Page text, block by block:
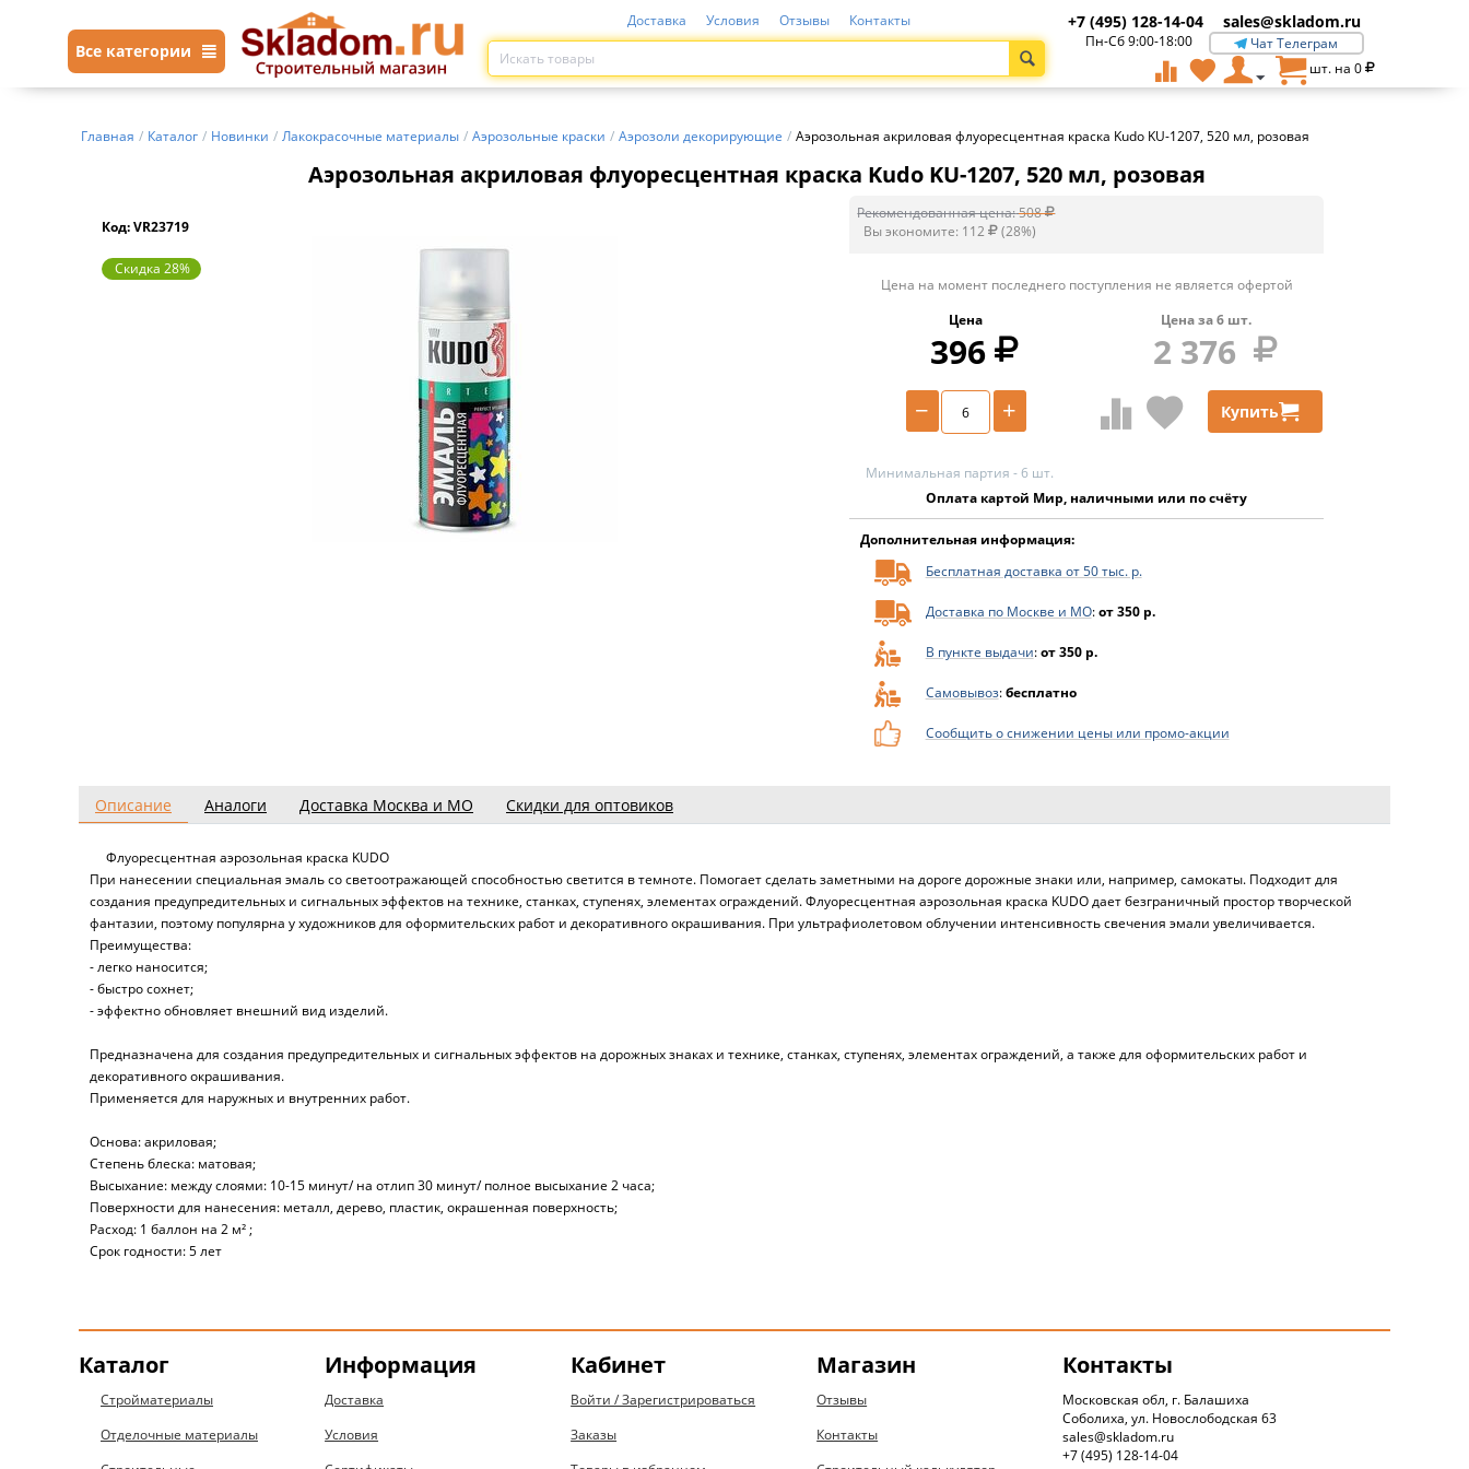
Все категории
Доставка Условия Отзывы Контакты +7 (495) 128-14-04 sales@skladom.ru
Пн-Сб 9:00-18:00
Чат Телеграм
шт. на 0
Главная / Каталог / Новинки / Лакокрасочные материалы / Аэрозольные краски / Аэрозоли декорирующие / Аэрозольная акриловая флуоресцентная краска Kudo KU-1207, 520 мл, розовая
Аэрозольная акриловая флуоресцентная краска Kudo KU-1207, 520 мл, розовая
Код: VR23719
Скидка 28%
Рекомендованная цена:508
Вы экономите: 112 (28%)
Цена на момент последнего поступления не является офертой
Цена
396
Цена за6 шт.
2 376
+
− Купить
Минимальная партия - 6 шт.
Оплата картой Мир, наличными или по счёту
Дополнительная информация:
Бесплатная доставка от 50 тыс. р.
Доставка по Москве и МО:от 350 р.
В пункте выдачи:от 350 р.
Самовывоз:бесплатно
Сообщить о снижении цены или промо-акции
Описание Аналоги Доставка Москва и МО Скидки для оптовиков
Флуоресцентная аэрозольная краска KUDO
При нанесении специальная эмаль со светоотражающей способностью светится в темноте. Помогает сделать заметными на дороге дорожные знаки или, например, самокаты. Подходит для
создания предупредительных и сигнальных эффектов на технике, станках, ступенях, элементах ограждений. Флуоресцентная аэрозольная краска KUDO дает безграничный простор творческой
фантазии, поэтому популярна у художников для оформительских работ и декоративного окрашивания. При ультрафиолетовом облучении интенсивность свечения эмали увеличивается.
Преимущества:
- легко наносится;
- быстро сохнет;
- эффектно обновляет внешний вид изделий.
Предназначена для создания предупредительных и сигнальных эффектов на дорожных знаках и технике, станках, ступенях, элементах ограждений, а также для оформительских работ и
декоративного окрашивания.
Применяется для наружных и внутренних работ.
Основа: акриловая;
Степень блеска: матовая;
Высыхание: между слоями: 10-15 минут/ на отлип 30 минут/ полное высыхание 2 часа;
Поверхности для нанесения: металл, дерево, пластик, окрашенная поверхность;
Расход: 1 баллон на 2 м² ;
Срок годности: 5 лет
Каталог
Стройматериалы
Отделочные материалы
Информация
Доставка
Условия
Кабинет
Войти / Зарегистрироваться
Заказы
Магазин
Отзывы
Контакты
Контакты
Московская обл, г. Балашиха
Соболиха, ул. Новослободская 63
sales@skladom.ru
+7 (495) 128-14-04